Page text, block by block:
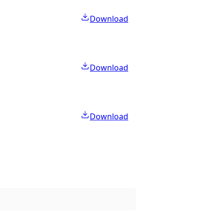
Download
Download
Download